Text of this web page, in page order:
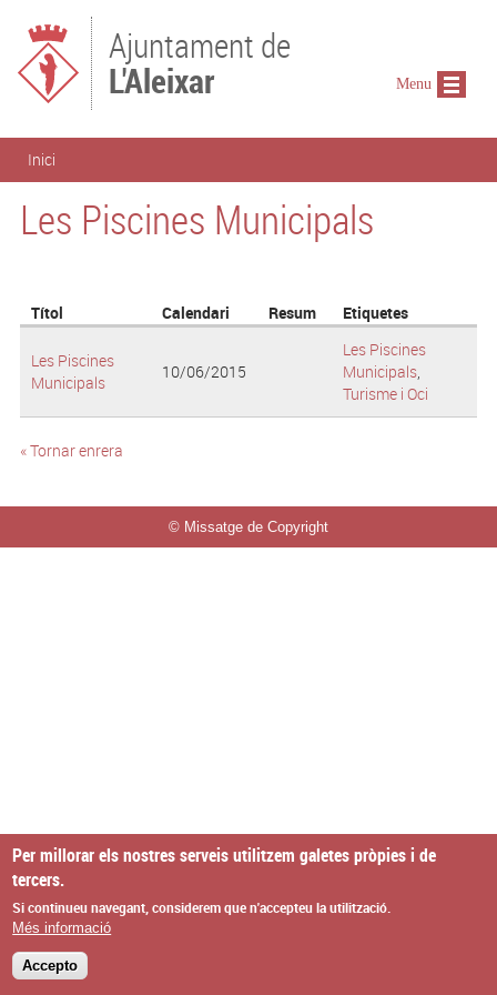
Ajuntament de
L'Aleixar
Esteu aquí
Inici
Les Piscines Municipals
Títol Calendari Resum Etiquetes
Les Piscines
Municipals
10/06/2015
Les Piscines
Municipals,
Turisme i Oci
« Tornar enrera
© Missatge de Copyright
Menu
Per millorar els nostres serveis utilitzem galetes pròpies i de
tercers.
Si continueu navegant, considerem que n'accepteu la utilització.
Més informació
Accepto